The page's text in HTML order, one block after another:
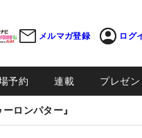
メルマガ登録 ログ
予約 連載 プレゼン
ロンパター』